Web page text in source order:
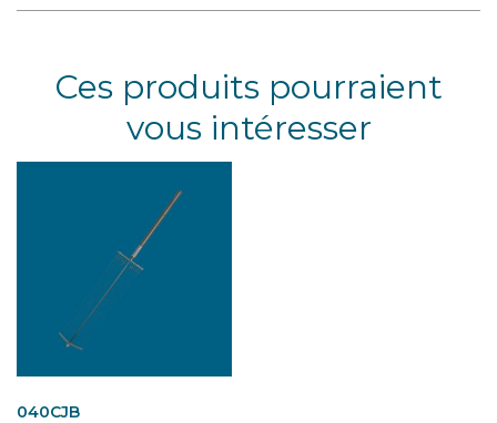
Ces produits pourraient
vous intéresser
040CJB